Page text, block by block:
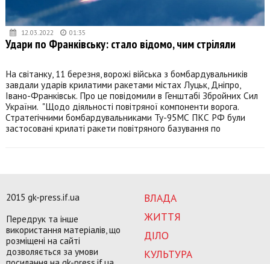
12.03.2022 01:35
Удари по Франківську: стало відомо, чим стріляли
На світанку, 11 березня, ворожі війська з бомбардувальників
завдали ударів крилатими ракетами містах Луцьк, Дніпро,
Івано-Франківськ. Про це повідомили в Генштабі Збройних Сил
України. "Щодо діяльності повітряної компоненти ворога.
Стратегічними бомбардувальниками Ту-95МС ПКС РФ були
застосовані крилаті ракети повітряного базування по
ВЛАДА
ЖИТТЯ
ДІЛО
КУЛЬТУРА
2015 gk-press.if.ua
Передрук та інше
використання матеріалів, що
розміщені на сайті
дозволяється за умови